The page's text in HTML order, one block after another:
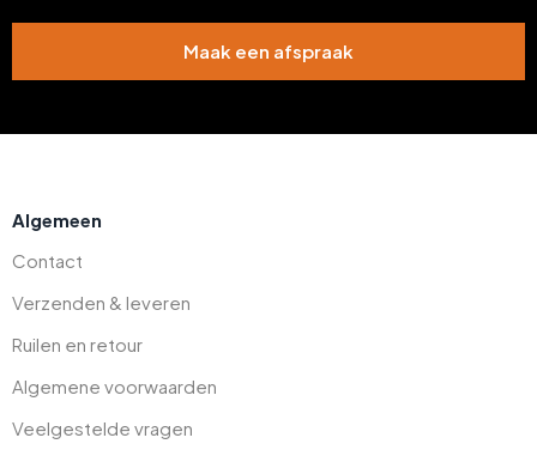
Maak een afspraak
Algemeen
Contact
Verzenden & leveren
Ruilen en retour
Algemene voorwaarden
Veelgestelde vragen